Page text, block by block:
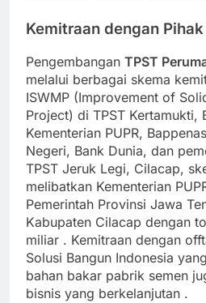
Kemitraan dengan
Pengembangan TPST
melalui berbagai skema
ISWMP (Improvement of
Project) di TPST Kertamukti,
Kementerian PUPR,
Negeri, Bank Dunia, dan
TPST Jeruk Legi, Cilacap,
melibatkan Kementerian
Pemerintah Provinsi Jawa
Kabupaten Cilacap dengan
miliar . Kemitraan dengan
Solusi Bangun Indonesia
bahan bakar pabrik semen
bisnis yang berkelanjutan .